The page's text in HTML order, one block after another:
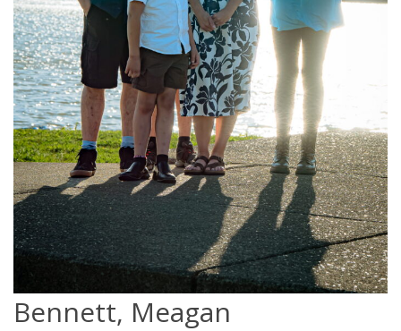
Bennett, Meagan